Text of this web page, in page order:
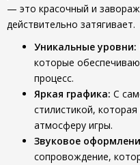
— это красочный и
действительно затягивает.
Уникальные уровни:
которые
процесс.
Яркая графика: С
стилистикой,
атмосферу игры.
Звуковое
сопровождение,